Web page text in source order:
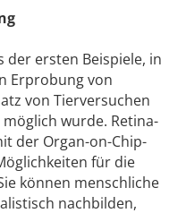
der ersten Beispiele, in
Erprobung von
von Tierversuchen
wurde. Retina-
der Organ-on-Chip-
für die
können menschliche
nachbilden,